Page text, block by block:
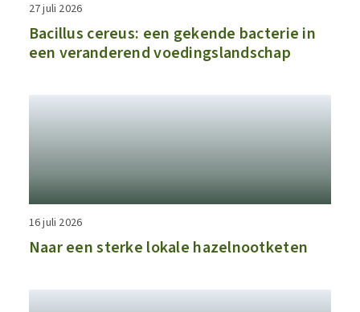
27 juli 2026
Bacillus cereus: een gekende bacterie in
een veranderend voedingslandschap
16 juli 2026
Naar een sterke lokale hazelnootketen